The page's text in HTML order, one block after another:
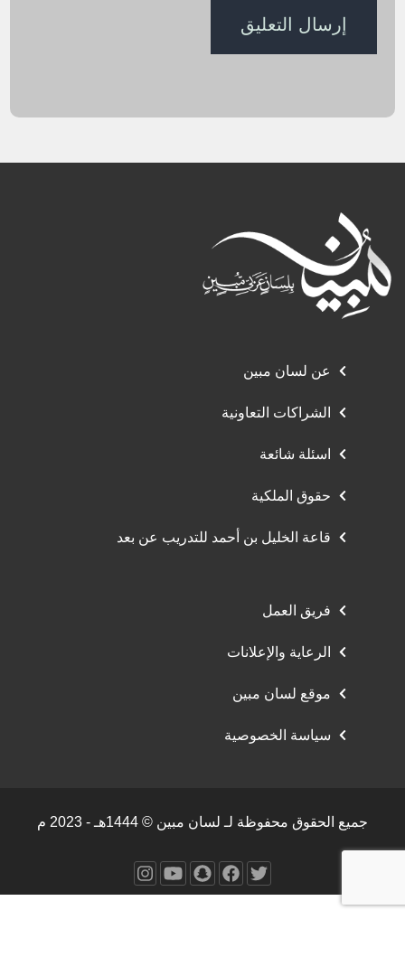
عن لسان مبين
الشراكات التعاونية
اسئلة شائعة
حقوق الملكية
قاعة الخليل بن أحمد للتدريب عن بعد
فريق العمل
الرعاية والإعلانات
موقع لسان مبين
سياسة الخصوصية
جميع الحقوق محفوظة لـ لسان مبين © 1444هـ - 2023 م